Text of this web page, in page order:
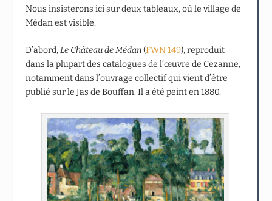
Nous insisterons ici sur deux tableaux, où le village de
Médan est visible.
D’abord,Le Château de Médan(FWN 149), reproduit
dans la plupart des catalogues de l’œuvre de Cezanne,
notamment dans l’ouvrage collectif qui vient d’être
publié sur le Jas de Bouffan. Il a été peint en 1880.